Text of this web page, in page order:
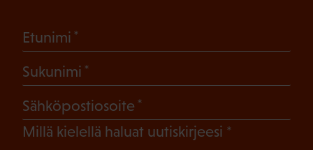
Etunimi
Sukunimi
Sähköpostiosoite
Millä kielellä haluat uutiskirjeesi (Pakollinen)